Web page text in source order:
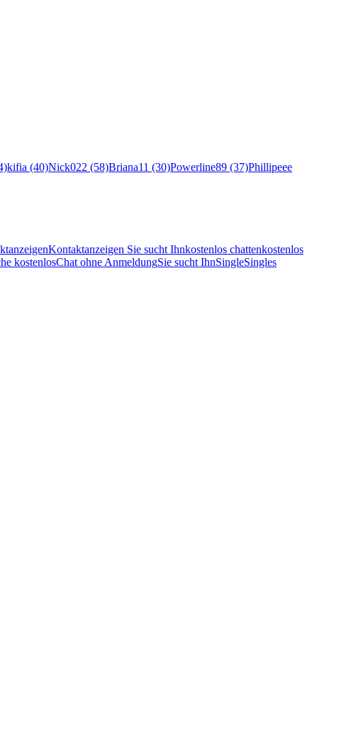
kifia (40)Nick022 (58)Briana11 (30)Powerline89 (37)Phillipeee
Kontaktanzeigen Sie sucht Ihnkostenlos chattenkostenlos
kostenlosChat ohne AnmeldungSie sucht IhnSingleSingles